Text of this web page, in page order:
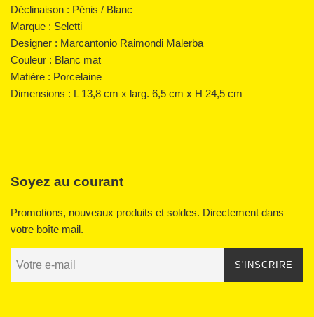
Déclinaison : Pénis / Blanc
Marque : Seletti
Designer : Marcantonio Raimondi Malerba
Couleur : Blanc mat
Matière : Porcelaine
Dimensions : L 13,8 cm x larg. 6,5 cm x H 24,5 cm
Soyez au courant
Promotions, nouveaux produits et soldes. Directement dans
votre boîte mail.
S'INSCRIRE